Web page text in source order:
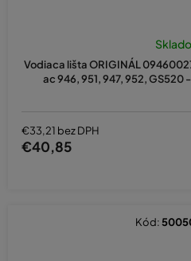
Vodiaca lišta ORIGINÁL
ac 946, 951, 947, 952, GS520
je
€33,21 bez DPH
€40,85
Kód: